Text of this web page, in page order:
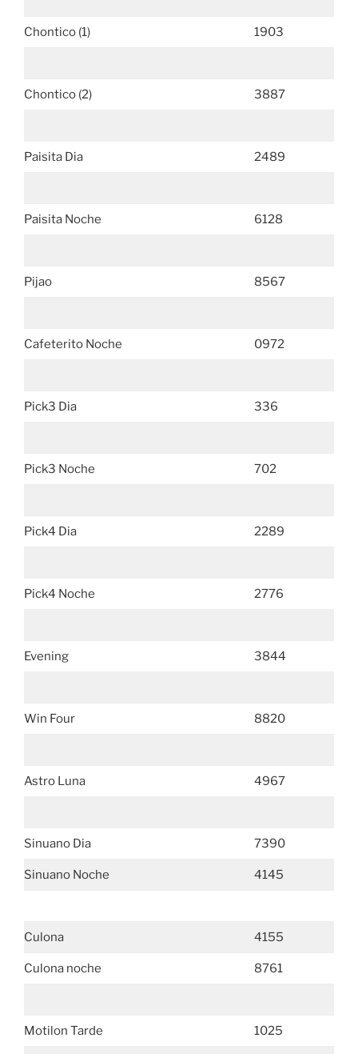
Chontico (1) 1903
Chontico (2) 3887
Paisita Dia 2489
Paisita Noche 6128
Pijao 8567
Cafeterito Noche 0972
Pick3 Dia 336
Pick3 Noche 702
Pick4 Dia 2289
Pick4 Noche 2776
Evening 3844
Win Four 8820
Astro Luna 4967
Sinuano Dia 7390
Sinuano Noche 4145
Culona 4155
Culona noche 8761
Motilon Tarde 1025